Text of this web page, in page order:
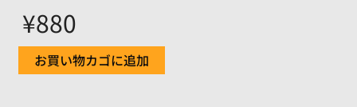
¥880
お買い物カゴに追加